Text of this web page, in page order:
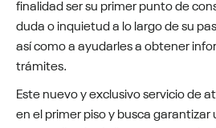
finalidad ser su primer punto de
duda o inquietud a lo largo de su
así como a ayudarles a obtener
trámites.
Este nuevo y exclusivo servicio de
en el primer piso y busca